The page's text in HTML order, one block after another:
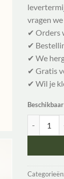
vragen
✔ Orders
✔
✔ We
✔ Gratis
✔ Wil je